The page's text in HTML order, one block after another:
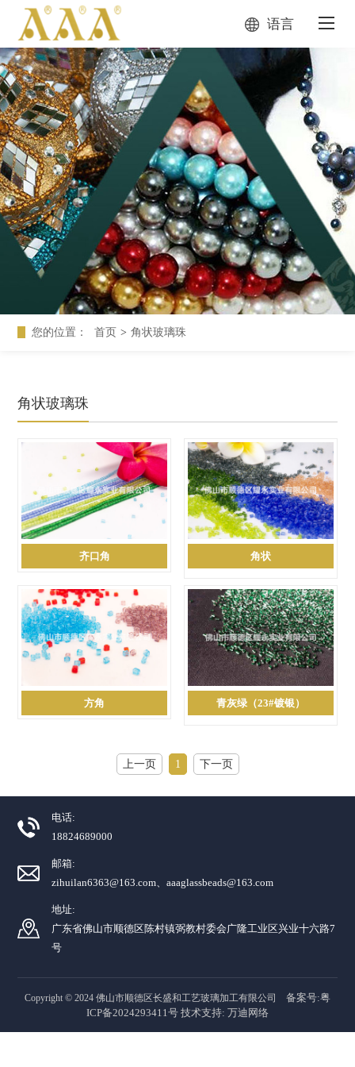
语言
您的位置： 首页 > 角状玻璃珠
角状玻璃珠
齐口角 角状
方角 青灰绿（23#镀银）
上一页 1 下一页
电话:
18824689000
邮箱:
zihuilan6363@163.com、aaaglassbeads@163.com
地址:
广东省佛山市顺德区陈村镇弼教村委会广隆工业区兴业十六路7
号
Copyright © 2024 佛山市顺德区长盛和工艺玻璃加工有限公司 备案号:粤
ICP备2024293411号 技术支持: 万迪网络